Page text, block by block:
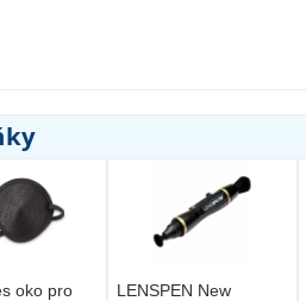
oko pro
LENSPEN New